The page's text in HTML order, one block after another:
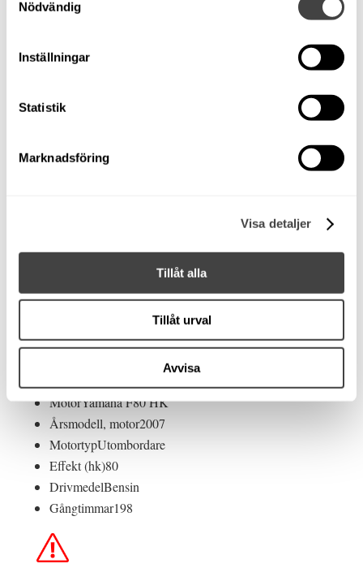
Nödvändig
Inställningar
Statistik
Marknadsföring
Visa detaljer
Tillåt alla
Tillåt urval
Avvisa
Uppskattningsvis cirka 200 gångtimmar sedan ny.
Självläns
Yamaha Smart Instrument med digital motordata
Securmarkt-märkt motor
Dynsats
MotorYamaha F80 HK
Årsmodell, motor2007
MotortypUtombordare
Effekt (hk)80
DrivmedelBensin
Gångtimmar198